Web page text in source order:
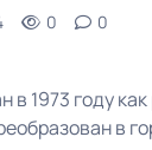
0 0
в 1973 году
в